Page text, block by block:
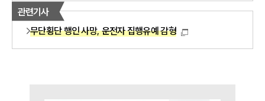
대륜법률상담예약
관련기사
무단횡단 행인 사망, 운전자 집행유예 감형